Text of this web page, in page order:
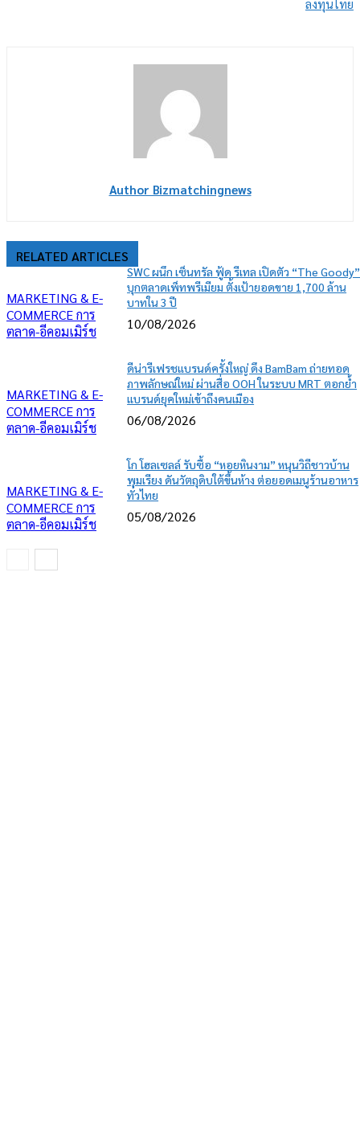
ลงทุนไทย
Author Bizmatchingnews
RELATED ARTICLES
MARKETING & E-
COMMERCE การ
ตลาด-อีคอมเมิร์ช
SWC ผนึก เซ็นทรัล ฟู้ด รีเทล เปิดตัว “The Goody”
บุกตลาดเพ็ทพรีเมียม ตั้งเป้ายอดขาย 1,700 ล้าน
บาทใน 3 ปี
10/08/2026
MARKETING & E-
COMMERCE การ
ตลาด-อีคอมเมิร์ช
ดีน่ารีเฟรชแบรนด์ครั้งใหญ่ ดึง BamBam ถ่ายทอด
ภาพลักษณ์ใหม่ ผ่านสื่อ OOH ในระบบ MRT ตอกย้ำ
แบรนด์ยุคใหม่เข้าถึงคนเมือง
06/08/2026
MARKETING & E-
COMMERCE การ
ตลาด-อีคอมเมิร์ช
โก โฮลเซลล์ รับซื้อ “หอยหินงาม” หนุนวิถีชาวบ้าน
พุมเรียง ดันวัตถุดิบใต้ขึ้นห้าง ต่อยอดเมนูร้านอาหาร
ทั่วไทย
05/08/2026